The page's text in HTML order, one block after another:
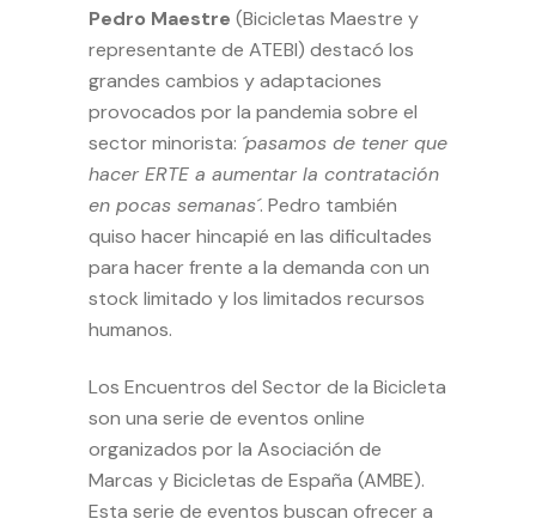
Pedro Maestre (Bicicletas Maestre y
representante de ATEBI) destacó los
grandes cambios y adaptaciones
provocados por la pandemia sobre el
sector minorista: ´pasamos de tener que
hacer ERTE a aumentar la contratación
en pocas semanas´. Pedro también
quiso hacer hincapié en las dificultades
para hacer frente a la demanda con un
stock limitado y los limitados recursos
humanos.
Los Encuentros del Sector de la Bicicleta
son una serie de eventos online
organizados por la Asociación de
Marcas y Bicicletas de España (AMBE).
Esta serie de eventos buscan ofrecer a